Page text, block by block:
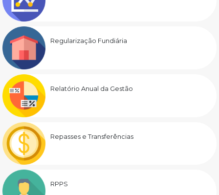
Regularização Fundiária
Relatório Anual da Gestão
Repasses e Transferências
RPPS